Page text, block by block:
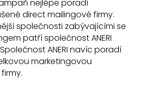
nejlépe poradí
direct mailingové firmy.
společnosti zabývajícími se
patří společnost ANERI
Společnost ANERI navíc poradí
marketingovou